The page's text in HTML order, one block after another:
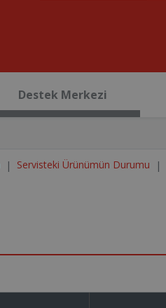
Destek Merkezi
Servisteki Ürünümün Durumu